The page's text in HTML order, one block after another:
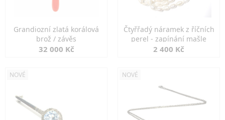
Grandiozní zlatá korálová
brož / závěs
32 000 Kč
Čtyřřadý náramek z říčních
perel - zapínání mašle
2 400 Kč
NOVÉ NOVÉ